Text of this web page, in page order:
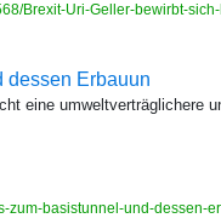
Brexit-Uri-Geller-bewirbt-
dessen Erbauun
eine umweltverträglichere
zum-basistunnel-und-dessen-